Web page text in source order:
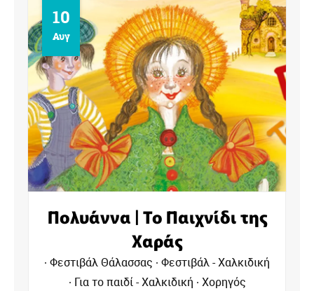
10
Αυγ
Πολυάννα | Το Παιχνίδι της
Χαράς
Φεστιβάλ Θάλασσας Φεστιβάλ - Χαλκιδική
Για το παιδί - Χαλκιδική Χορηγός